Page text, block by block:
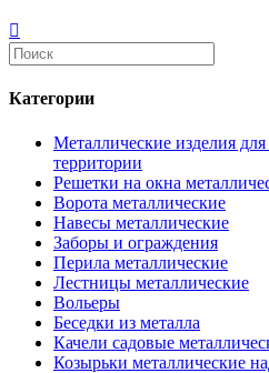
Категории
Металлические изделия
территории
Решетки на окна
Ворота металлические
Навесы металлические
Заборы и ограждения
Перила металлические
Лестницы металлические
Вольеры
Беседки из металла
Качели садовые
Козырьки металлические